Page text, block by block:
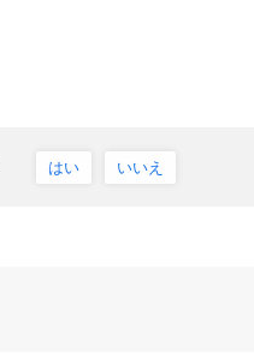
はい いいえ